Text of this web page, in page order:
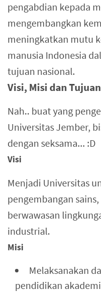
pengabdian kepada
mengembangkan
meningkatkan mutu
manusia Indonesia
tujuan nasional.
Visi, Misi dan
Nah.. buat yang
Universitas Jember,
dengan seksama... :D
Visi
Menjadi Universitas
pengembangan
berwawasan
industrial.
Misi
Melaksanakan
pendidikan